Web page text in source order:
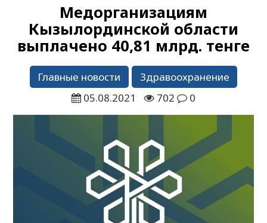
Медорганизациям
Кызылординской области
выплачено 40,81 млрд. тенге
Главные новости
Здравоохранение
05.08.2021
702 0